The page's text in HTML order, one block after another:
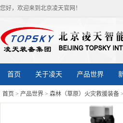
您好，欢迎来到北京凌天官网！
首页 关于凌天 产品世界
首页 > 产品世界 > 森林（草原）火灾救援装备 >